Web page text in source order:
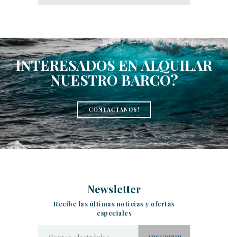
INTERESADOS EN ALQUILAR
NUESTRO BARCO?
CONTACTANOS!
Newsletter
Recibe las últimas noticias y ofertas
especiales